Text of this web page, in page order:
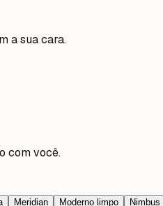
a sua cara.
com você.
Meridian Moderno limpo
Nimbus